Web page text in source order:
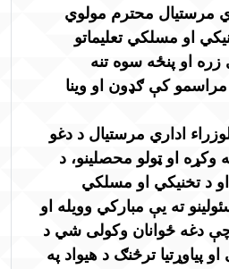
محترم مولوي
او مسلکي تعلیماتو
او پنځه سوه تنه
کې ګډون او وینا
اداري مرستیال د دغو
او ټولو محصلینو، د
د تخنیکي او مسلکي
ته يې مبارکي وويله او
دغه ځوانان وکولی شي د
ترڅنګ د هیواد په